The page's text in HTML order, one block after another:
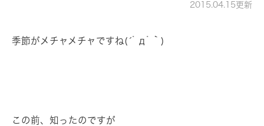
2015.04.15更新
季節がメチャメチャですね(´ﾟдﾟ｀)
この前、知ったのですが